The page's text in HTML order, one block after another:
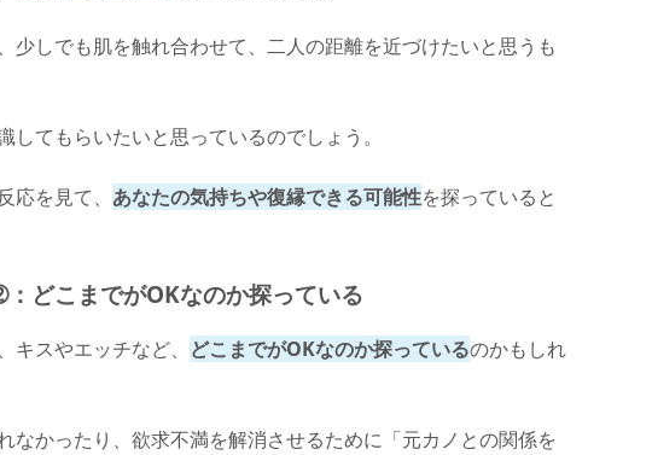
少しでも肌を触れ合わせて、二人の距離を近づけたいと思うも
してもらいたいと思っているのでしょう。
応を見て、 あなたの気持ちや復縁できる可能性を探っていると
どこまでがOKなのか探っている
キスやエッチなど、 どこまでがOKなのか探っているのかもしれ
なかったり、欲求不満を解消させるために「元カノとの関係を